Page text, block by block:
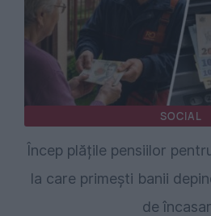
SOCIAL
Încep plățile pensiilor
la care primești banii
de